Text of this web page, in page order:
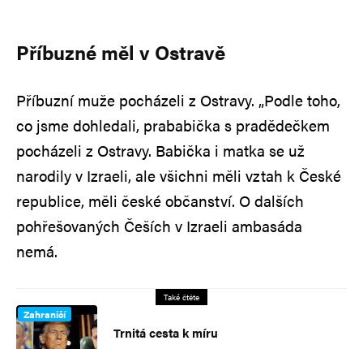
Příbuzné měl v Ostravě
Příbuzní muže pocházeli z Ostravy. „Podle toho,
co jsme dohledali, prababička s pradědečkem
pocházeli z Ostravy. Babička i matka se už
narodily v Izraeli, ale všichni měli vztah k České
republice, měli české občanství. O dalších
pohřešovaných Češích v Izraeli ambasáda
nemá.
Také čtěte
Zahraničí
Trnitá cesta k míru